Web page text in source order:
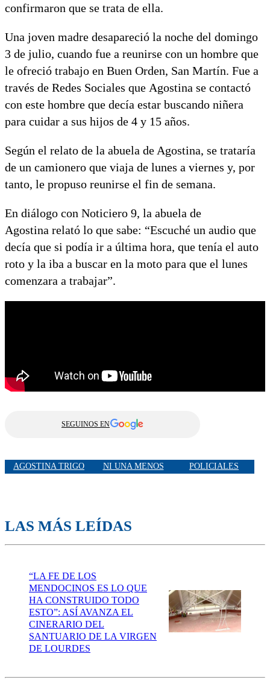
confirmaron que se trata de ella.
Una joven madre desapareció la noche del domingo
3 de julio, cuando fue a reunirse con un hombre que
le ofreció trabajo en Buen Orden, San Martín. Fue a
través de Redes Sociales que Agostina se contactó
con este hombre que decía estar buscando niñera
para cuidar a sus hijos de 4 y 15 años.
Según el relato de la abuela de Agostina, se trataría
de un camionero que viaja de lunes a viernes y, por
tanto, le propuso reunirse el fin de semana.
En diálogo con Noticiero 9, la abuela de
Agostina relató lo que sabe: “Escuché un audio que
decía que si podía ir a última hora, que tenía el auto
roto y la iba a buscar en la moto para que el lunes
comenzara a trabajar”.
SEGUINOS EN
AGOSTINA TRIGO NI UNA MENOS POLICIALES
LAS MÁS LEÍDAS
“LA FE DE LOS
MENDOCINOS ES LO QUE
HA CONSTRUIDO TODO
ESTO”: ASÍ AVANZA EL
CINERARIO DEL
SANTUARIO DE LA VIRGEN
DE LOURDES